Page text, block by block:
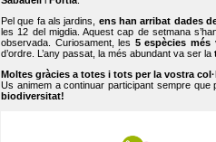
Pel que fa als jardins, ens han arribat dades
les 12 del migdia. Aquest cap de setmana
observada. Curiosament, les 5 espècies més
d’ordre. L’any passat, la més abundant va ser la
Moltes gràcies a totes i tots per la vostra
Us animem a continuar participant sempre que
biodiversitat!